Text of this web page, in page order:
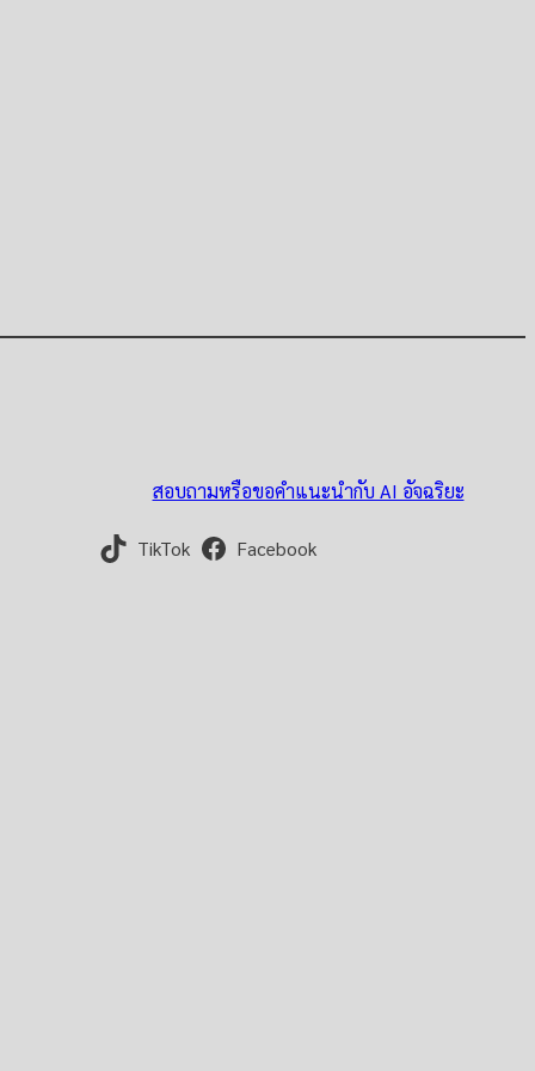
สอบถามหรือขอคำแนะนำกับ AI อัจฉริยะ
TikTok Facebook